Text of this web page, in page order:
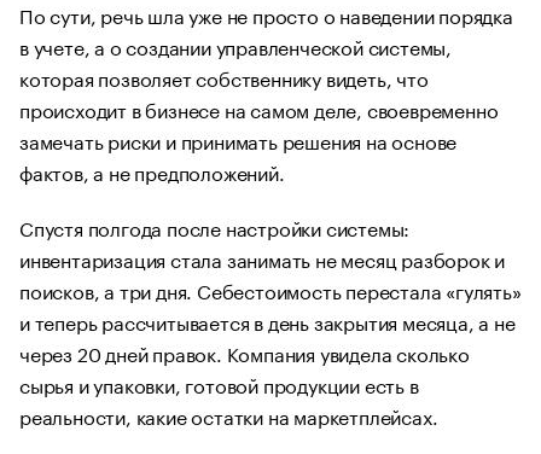
По сути, речь шла уже не просто о наведении порядка
в учете, а о создании управленческой системы,
которая позволяет собственнику видеть, что
происходит в бизнесе на самом деле, своевременно
замечать риски и принимать решения на основе
фактов, а не предположений.
Спустя полгода после настройки системы:
инвентаризация стала занимать не месяц разборок и
поисков, а три дня. Себестоимость перестала «гулять»
и теперь рассчитывается в день закрытия месяца, а не
через 20 дней правок. Компания увидела сколько
сырья и упаковки, готовой продукции есть в
реальности, какие остатки на маркетплейсах.